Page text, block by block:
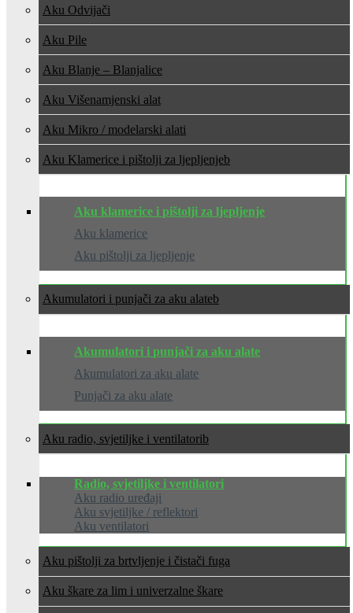
Aku Odvijači
Aku Pile
Aku Blanje – Blanjalice
Aku Višenamjenski alat
Aku Mikro / modelarski alati
Aku Klamerice i pištolji za ljepljenje
Aku klamerice i pištolji za ljepljenje
Aku klamerice
Aku pištolji za ljepljenje
Akumulatori i punjači za aku alate
Akumulatori i punjači za aku alate
Akumulatori za aku alate
Punjači za aku alate
Aku radio, svjetiljke i ventilatori
Radio, svjetiljke i ventilatori
Aku radio uređaji
Aku svjetiljke / reflektori
Aku ventilatori
Aku pištolji za brtvljenje i čistači fuga
Aku škare za lim i univerzalne škare